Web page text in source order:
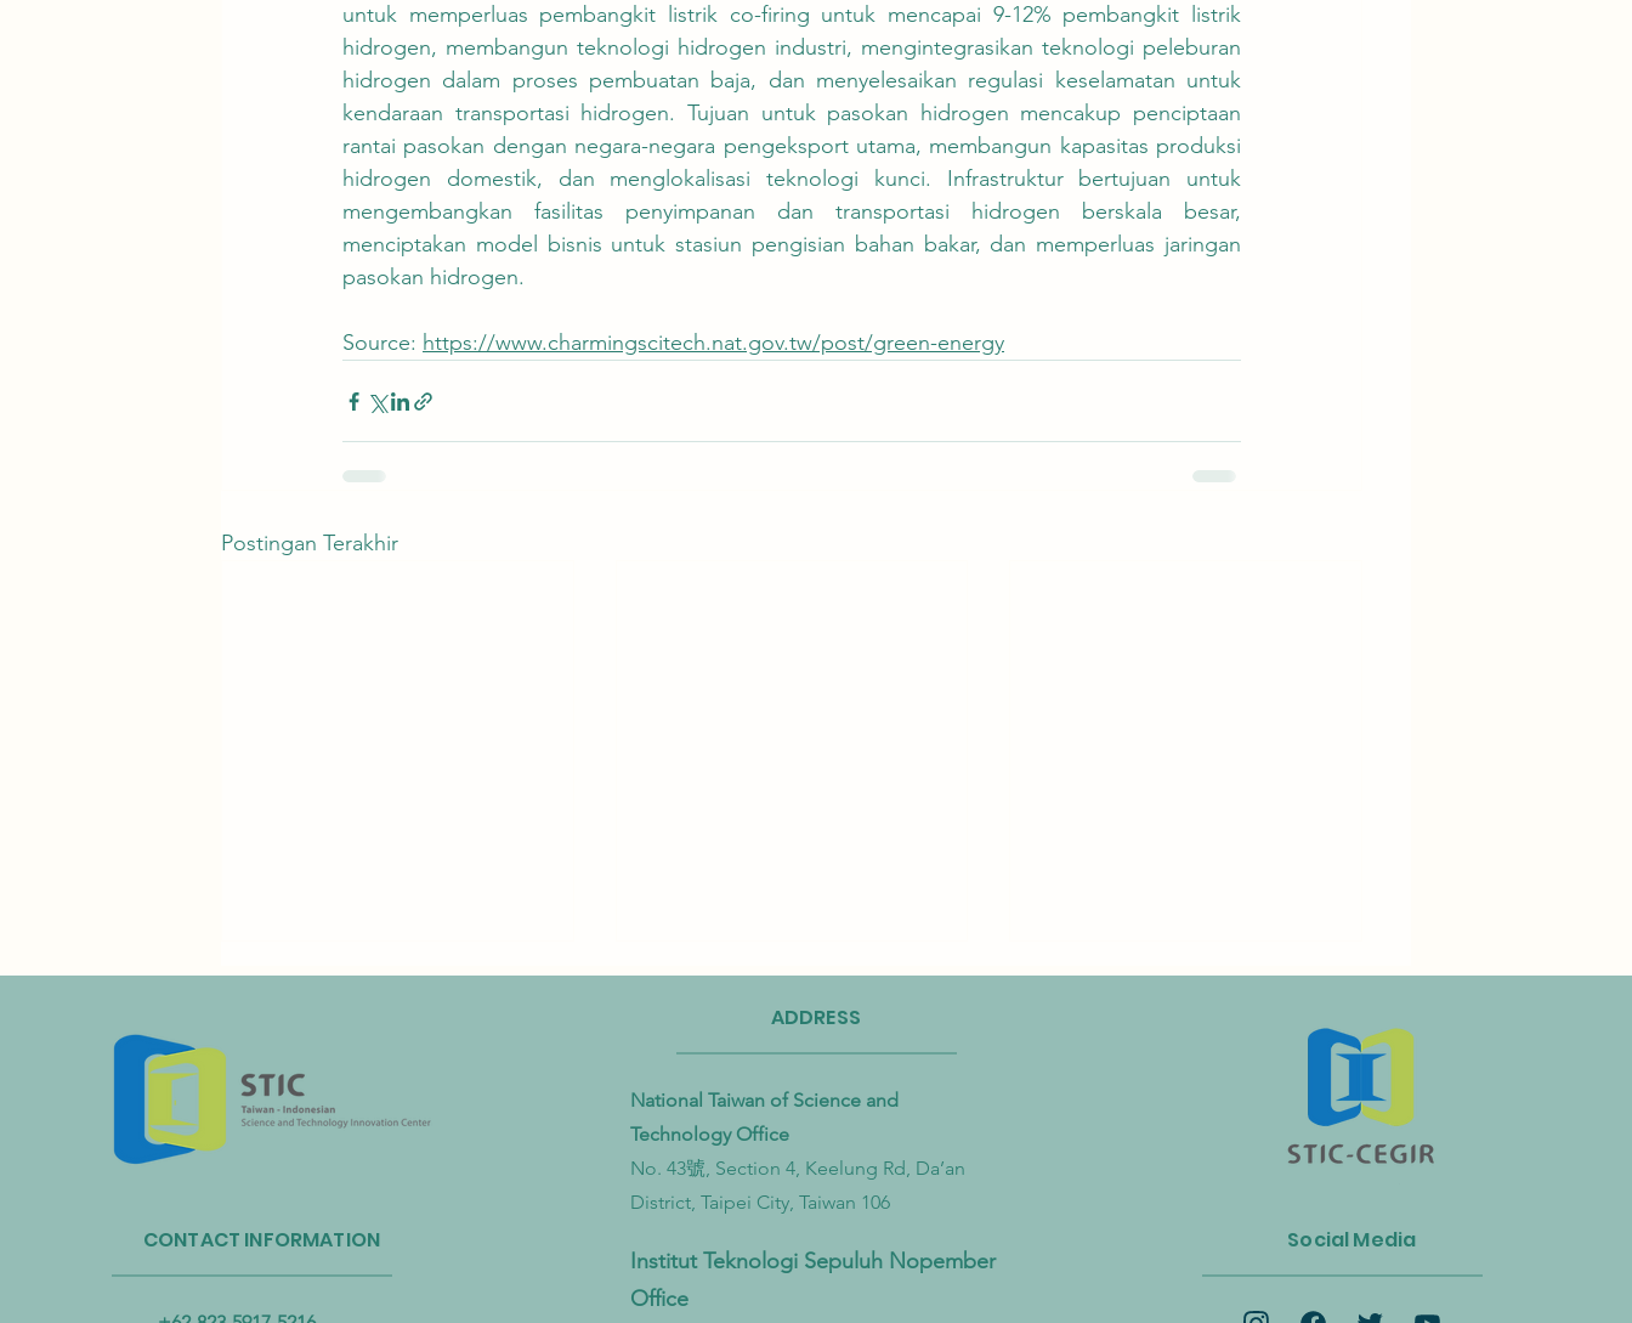
untuk memperluas pembangkit listrik co-firing untuk mencapai 9-12% pembangkit listrik
hidrogen, membangun teknologi hidrogen industri, mengintegrasikan teknologi peleburan
hidrogen dalam proses pembuatan baja, dan menyelesaikan regulasi keselamatan untuk
kendaraan transportasi hidrogen. Tujuan untuk pasokan hidrogen mencakup penciptaan
rantai pasokan dengan negara-negara pengeksport utama, membangun kapasitas produksi
hidrogen domestik, dan menglokalisasi teknologi kunci. Infrastruktur bertujuan untuk
mengembangkan fasilitas penyimpanan dan transportasi hidrogen berskala besar,
menciptakan model bisnis untuk stasiun pengisian bahan bakar, dan memperluas jaringan
pasokan hidrogen.
Source: https://www.charmingscitech.nat.gov.tw/post/green-energy
Postingan Terakhir
Internasional Taoyuan Bermitra
untuk Mendorong Sirkulasi
Sumber Daya Plastik
Taiwan Perkuat Kemitraan Lintas
Kementerian untuk Mengatasi
Pencemaran Mikroplastik dari
Darat hingga Laut
untuk Mempercepat Ekonomi
Sirkular dan Transisi Net-Zero
CONTACT INFORMATION
ADDRESS
National Taiwan of Science and
Technology Office
No. 43號, Section 4, Keelung Rd, Da’an
District, Taipei City, Taiwan 106
Institut Teknologi Sepuluh Nopember
Office
Social Media